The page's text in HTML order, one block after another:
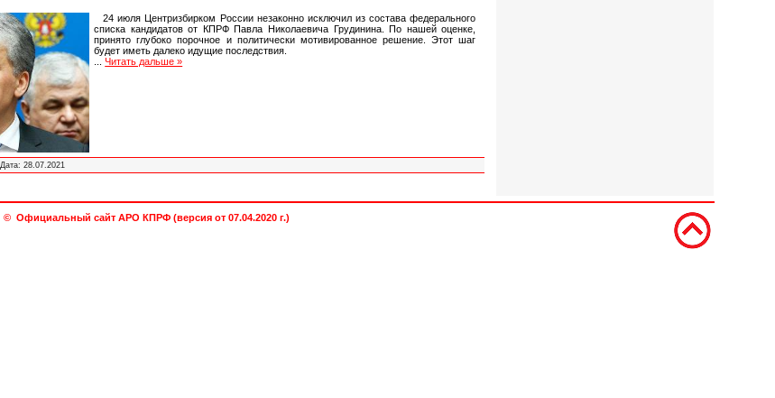
24 июля Центризбирком России незаконно исключил из состава федерального
списка кандидатов от КПРФ Павла Николаевича Грудинина. По нашей оценке,
принято глубоко порочное и политически мотивированное решение. Этот шаг
будет иметь далеко идущие последствия.
...Читать дальше »
Дата: 28.07.2021
© Официальный сайт АРО КПРФ (версия от 07.04.2020 г.)